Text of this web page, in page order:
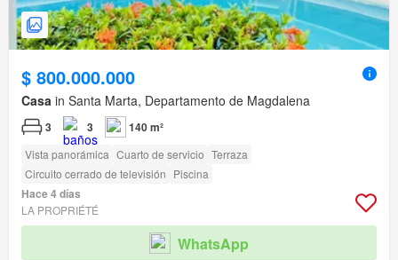
$ 800.000.000
Casa in Santa Marta, Departamento de Magdalena
3 3 140 m²
Vista panorámica Cuarto de servicio Terraza
Circuito cerrado de televisión Piscina
Hace 4 días
LA PROPRIÉTÉ
WhatsApp